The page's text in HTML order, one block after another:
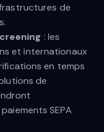
de
: les
et internationaux
en temps
de
SEPA